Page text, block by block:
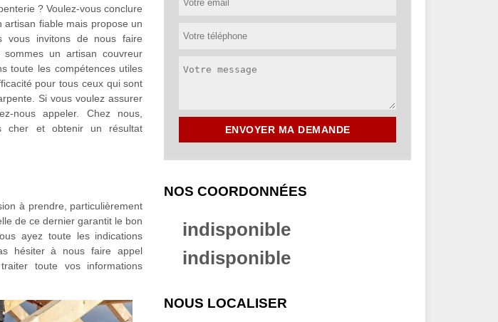
? Voulez-vous conclure
artisan fiable mais propose un
vous invitons de nous faire
un artisan couvreur
toute les compétences utiles
pour tous ceux qui sont
Si vous voulez assurer
nous appeler. Chez nous,
cher et obtenir un résultat
à prendre, particulièrement
de ce dernier garantit le bon
ayez toute les indications
hésiter à nous faire appel
toute vos informations
NOS COORDONNÉES
indisponible
indisponible
NOUS LOCALISER